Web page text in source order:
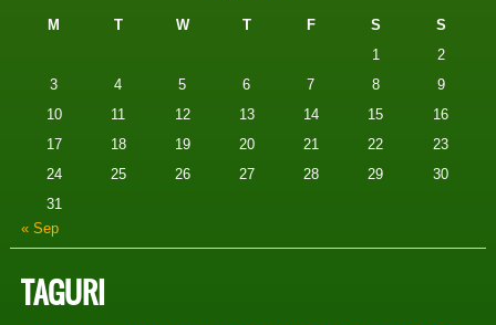
M T W T F S
S
1
2
3
4 5 6 7 8
9
10
11 12 13 14 15
16
17
18 19 20 21 22
23
24
25 26 27 28 29
30
31
« Sep
TAGURI